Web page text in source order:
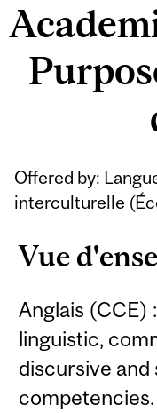
Offered by:
interculturelle (
Vue
Anglais (CCE)
linguistic,
discursive
Related
Content